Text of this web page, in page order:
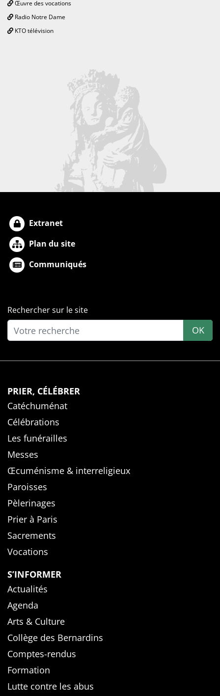
Œuvre des vocations
Radio Notre Dame
KTO télévision
Extranet
Plan du site
Communiqués
Rechercher sur le site
OK
PRIER, CÉLÉBRER
Catéchuménat
Célébrations
Les funérailles
Messes
Œcuménisme & interreligieux
Paroisses
Pèlerinages
Prier à Paris
Sacrements
Vocations
S’INFORMER
Actualités
Agenda
Arts & Culture
Collège des Bernardins
Comptes-rendus
Formation
Lutte contre les abus